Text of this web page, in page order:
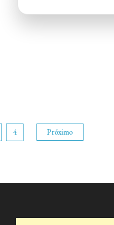
4 Próximo